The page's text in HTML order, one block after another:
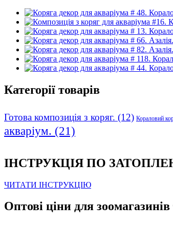
Категорії товарів
Готова композиція з коряг. (12) Кораловий
акваріум. (21)
ІНСТРУКЦІЯ ПО
ЧИТАТИ ІНСТРУКЦІЮ
Оптові ціни для